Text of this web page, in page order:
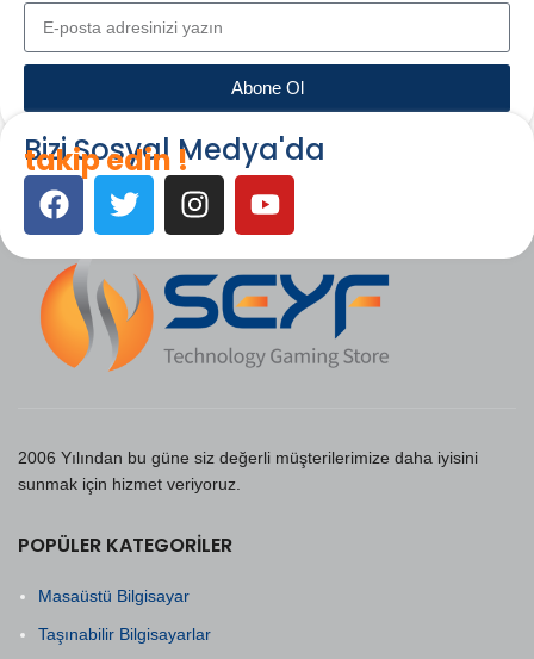
Abone Ol
Bizi Sosyal Medya'da
takip edin !
2006 Yılından bu güne siz değerli müşterilerimize daha iyisini
sunmak için hizmet veriyoruz.
POPÜLER KATEGORILER
Masaüstü Bilgisayar
Taşınabilir Bilgisayarlar